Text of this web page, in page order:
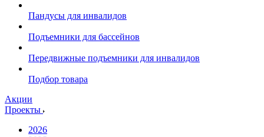
Пандусы для инвалидов
Подъемники для бассейнов
Передвижные подъемники для инвалидов
Подбор товара
Акции
Проекты
2026